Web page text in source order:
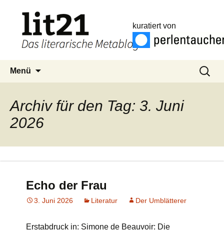
kuratiert von
Menü
Suchen
nach:
Archiv für den Tag: 3. Juni
2026
Echo der Frau
3. Juni 2026 Literatur Der Umblätterer
Erstabdruck in: Simone de Beauvoir: Die